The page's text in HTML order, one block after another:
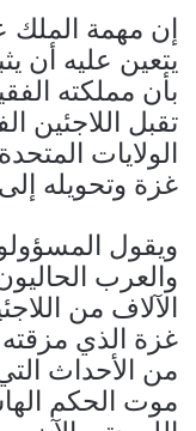
إن مهمة
يتعين عليه أن
بأن مملكته
تقبل اللاجئين
الولايات
غزة وتحويله
ويقول
والعرب
الآلاف من
غزة الذي
من الأحداث
موت الحكم